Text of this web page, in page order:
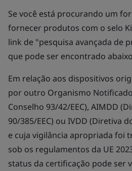
Se você está procurando um
fornecer produtos com o selo
link de "pesquisa avançada de
que pode ser encontrado
Em relação aos dispositivos
por outro Organismo
Conselho 93/42/EEC), AIMDD
90/385/EEC) ou IVDD (Diretiva
e cuja vigilância apropriada foi
sob os regulamentos da UE
status da certificação pode ser